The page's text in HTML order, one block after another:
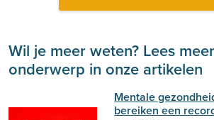
Wil je meer weten? Lees
onderwerp in onze artikelen
Mentale
bereiken een